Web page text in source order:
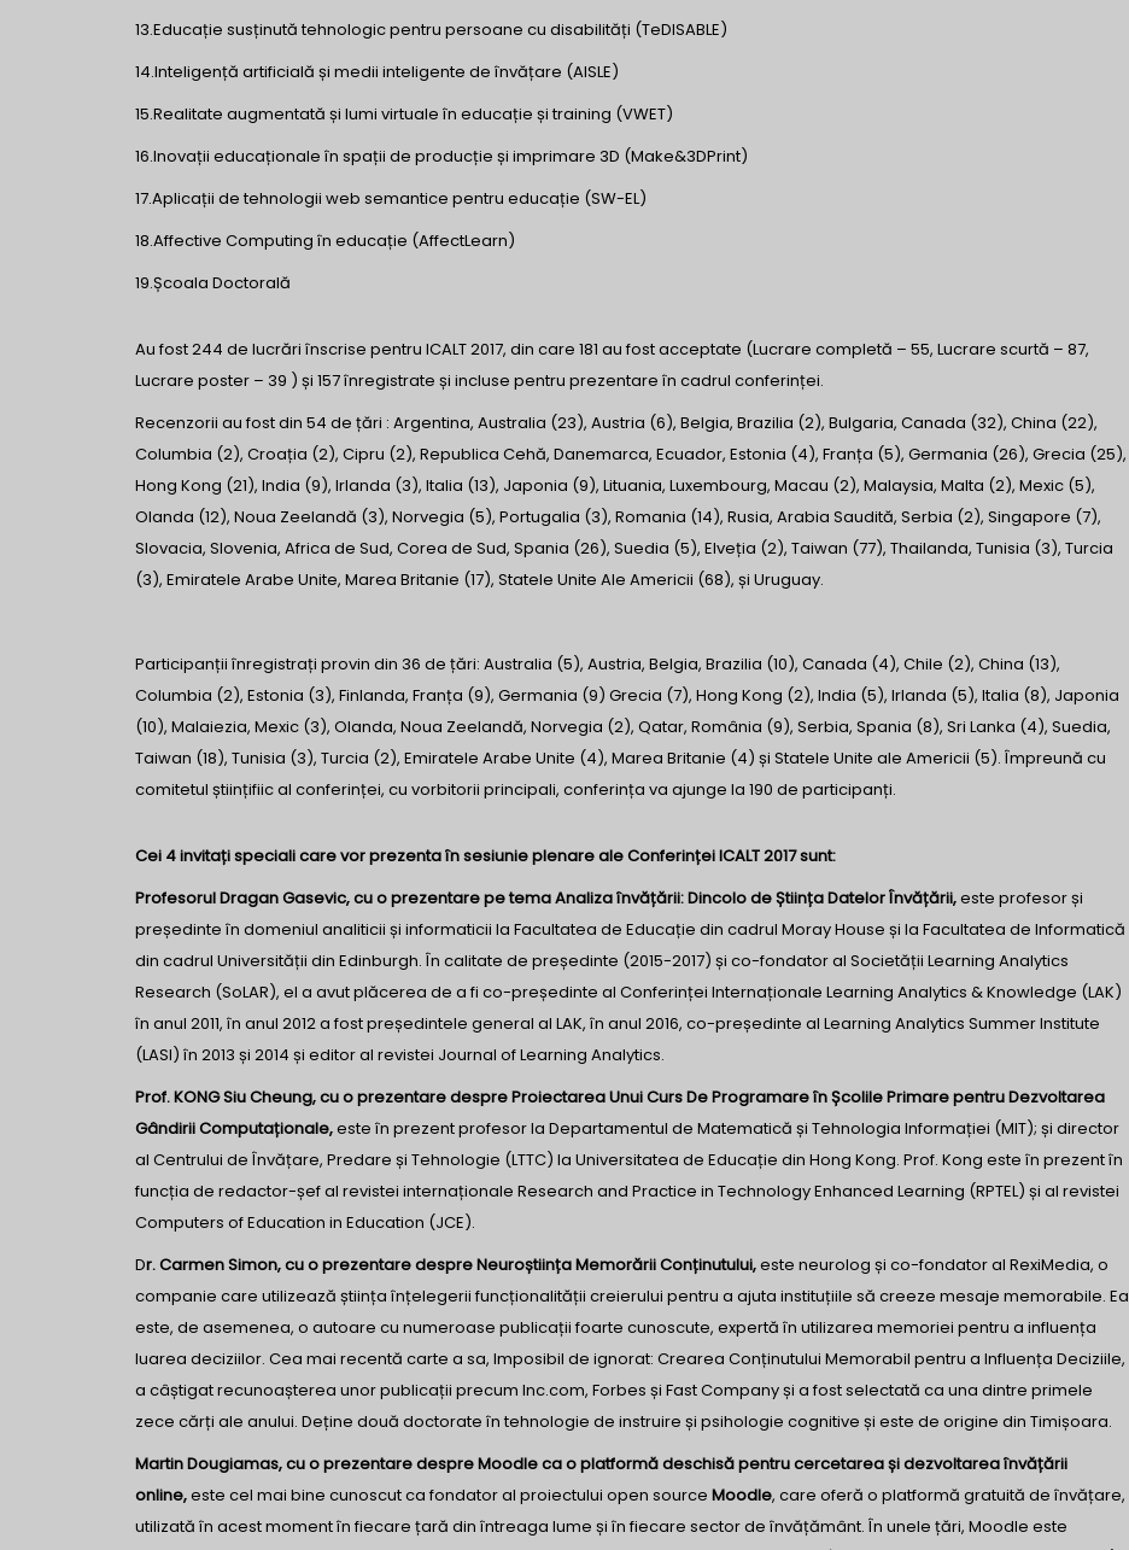
13.Educație susținută tehnologic pentru persoane cu disabilități (TeDISABLE)
14.Inteligență artificială și medii inteligente de învățare (AISLE)
15.Realitate augmentată și lumi virtuale în educație și training (VWET)
16.Inovații educaționale în spații de producție și imprimare 3D (Make&3DPrint)
17.Aplicații de tehnologii web semantice pentru educație (SW-EL)
18.Affective Computing în educație (AffectLearn)
19.Școala Doctorală
Au fost 244 de lucrări înscrise pentru ICALT 2017, din care 181 au fost acceptate (Lucrare completă – 55, Lucrare scurtă – 87,
Lucrare poster – 39 ) și 157 înregistrate și incluse pentru prezentare în cadrul conferinței.
Recenzorii au fost din 54 de țări : Argentina, Australia (23), Austria (6), Belgia, Brazilia (2), Bulgaria, Canada (32), China (22),
Columbia (2), Croația (2), Cipru (2), Republica Cehă, Danemarca, Ecuador, Estonia (4), Franța (5), Germania (26), Grecia (25),
Hong Kong (21), India (9), Irlanda (3), Italia (13), Japonia (9), Lituania, Luxembourg, Macau (2), Malaysia, Malta (2), Mexic (5),
Olanda (12), Noua Zeelandă (3), Norvegia (5), Portugalia (3), Romania (14), Rusia, Arabia Saudită, Serbia (2), Singapore (7),
Slovacia, Slovenia, Africa de Sud, Corea de Sud, Spania (26), Suedia (5), Elveția (2), Taiwan (77), Thailanda, Tunisia (3), Turcia
(3), Emiratele Arabe Unite, Marea Britanie (17), Statele Unite Ale Americii (68), și Uruguay.
Participanții înregistrați provin din 36 de țări: Australia (5), Austria, Belgia, Brazilia (10), Canada (4), Chile (2), China (13),
Columbia (2), Estonia (3), Finlanda, Franța (9), Germania (9) Grecia (7), Hong Kong (2), India (5), Irlanda (5), Italia (8), Japonia
(10), Malaiezia, Mexic (3), Olanda, Noua Zeelandă, Norvegia (2), Qatar, România (9), Serbia, Spania (8), Sri Lanka (4), Suedia,
Taiwan (18), Tunisia (3), Turcia (2), Emiratele Arabe Unite (4), Marea Britanie (4) și Statele Unite ale Americii (5). Împreună cu
comitetul științifiic al conferinței, cu vorbitorii principali, conferința va ajunge la 190 de participanți.
Cei 4 invitați speciali care vor prezenta în sesiunie plenare ale Conferinței ICALT 2017 sunt:
Profesorul Dragan Gasevic, cu o prezentare pe tema Analiza învățării: Dincolo de Știința Datelor Învățării,este profesor și
președinte în domeniul analiticii și informaticii la Facultatea de Educație din cadrul Moray House și la Facultatea de Informatică
din cadrul Universității din Edinburgh. În calitate de președinte (2015-2017) și co-fondator al Societății Learning Analytics
Research (SoLAR), el a avut plăcerea de a fi co-președinte al Conferinței Internaționale Learning Analytics & Knowledge (LAK)
în anul 2011, în anul 2012 a fost președintele general al LAK, în anul 2016, co-președinte al Learning Analytics Summer Institute
(LASI) în 2013 și 2014 și editor al revistei Journal of Learning Analytics.
Prof. KONG Siu Cheung, cu o prezentare despre Proiectarea Unui Curs De Programare în Școlile Primare pentru Dezvoltarea
Gândirii Computaționale,este în prezent profesor la Departamentul de Matematică și Tehnologia Informației (MIT); și director
al Centrului de Învățare, Predare și Tehnologie (LTTC) la Universitatea de Educație din Hong Kong. Prof. Kong este în prezent în
funcția de redactor-șef al revistei internaționale Research and Practice in Technology Enhanced Learning (RPTEL) și al revistei
Computers of Education in Education (JCE).
Dr. Carmen Simon, cu o prezentare despre Neuroștiința Memorării Conținutului,este neurolog și co-fondator al RexiMedia, o
companie care utilizează știința înțelegerii funcționalității creierului pentru a ajuta instituțiile să creeze mesaje memorabile. Ea
este, de asemenea, o autoare cu numeroase publicații foarte cunoscute, expertă în utilizarea memoriei pentru a influența
luarea deciziilor. Cea mai recentă carte a sa, Imposibil de ignorat: Crearea Conținutului Memorabil pentru a Influența Deciziile,
a câștigat recunoașterea unor publicații precum Inc.com, Forbes și Fast Company și a fost selectată ca una dintre primele
zece cărți ale anului. Deține două doctorate în tehnologie de instruire și psihologie cognitive și este de origine din Timișoara.
Martin Dougiamas, cu o prezentare despre Moodle ca o platformă deschisă pentru cercetarea și dezvoltarea învățării
online,este cel mai bine cunoscut ca fondator al proiectului open source Moodle, care oferă o platformă gratuită de învățare,
utilizată în acest moment în fiecare țară din întreaga lume și în fiecare sector de învățământ. În unele țări, Moodle este